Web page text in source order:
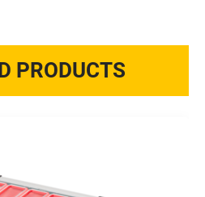
PRODUCTS